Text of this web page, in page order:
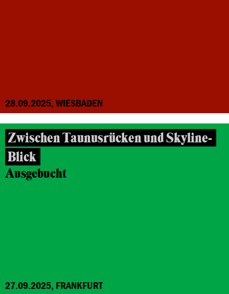
28.09.2025, WIESBADEN
Zwischen Taunusrücken und Skyline-
Blick
Ausgebucht
27.09.2025, FRANKFURT